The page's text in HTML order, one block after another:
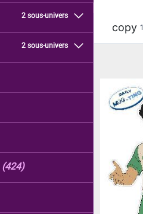
2 sous-univers
2 sous-univers
(424)
copy